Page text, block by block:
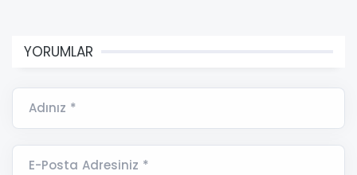
YORUMLAR
Adınız *
E-Posta Adresiniz *